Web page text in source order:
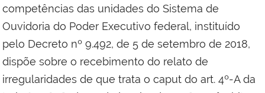
competências das unidades do Sistema de
Ouvidoria do Poder Executivo federal, instituído
pelo Decreto nº 9.492, de 5 de setembro de 2018,
dispõe sobre o recebimento do relato de
irregularidades de que trata o caput do art. 4º-A da